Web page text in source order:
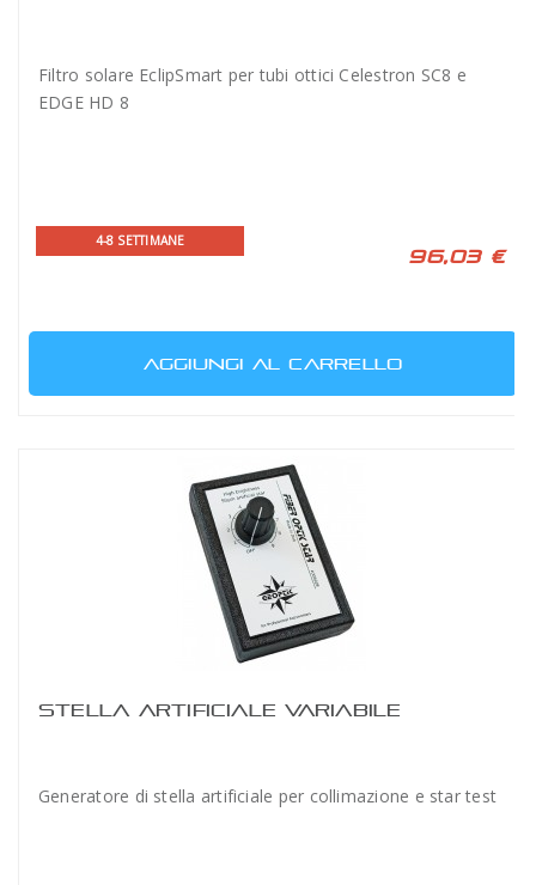
Filtro solare EclipSmart per tubi ottici Celestron SC8 e
EDGE HD 8
4-8 SETTIMANE
96,03 €
AGGIUNGI AL CARRELLO
STELLA ARTIFICIALE VARIABILE
Generatore di stella artificiale per collimazione e star test